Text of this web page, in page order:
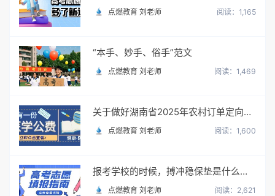
点燃教育 刘老师 阅读：1,165
“本手、妙手、俗手”范文
点燃教育 刘老师 阅读：1,469
关于做好湖南省2025年农村订单定向免费本科医学生招生培养工作的通知
点燃教育 刘老师 阅读：1,600
报考学校的时候，搏冲稳保垫是什么意思？怎么填？
点燃教育 刘老师 阅读：2,621